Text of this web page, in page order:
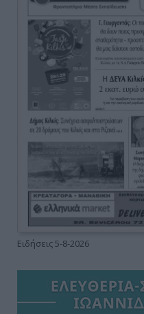
Ειδήσεις 5-8-2026